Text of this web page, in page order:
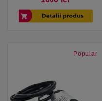
Popular